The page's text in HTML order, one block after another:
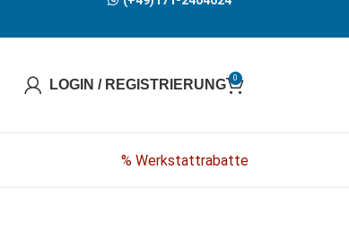
LOGIN / REGISTRIERUNG 0
% Werkstattrabatte